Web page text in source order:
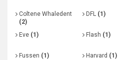
Coltene Whaledent
(2)
DFL (1)
Eve (1) Flash (1)
Fussen (1) Harvard (1)